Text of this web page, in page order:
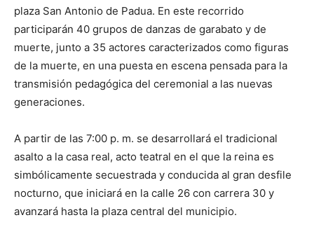
plaza San Antonio de Padua. En este recorrido
participarán 40 grupos de danzas de garabato y de
muerte, junto a 35 actores caracterizados como figuras
de la muerte, en una puesta en escena pensada para la
transmisión pedagógica del ceremonial a las nuevas
generaciones.
A partir de las 7:00 p. m. se desarrollará el tradicional
asalto a la casa real, acto teatral en el que la reina es
simbólicamente secuestrada y conducida al gran desfile
nocturno, que iniciará en la calle 26 con carrera 30 y
avanzará hasta la plaza central del municipio.